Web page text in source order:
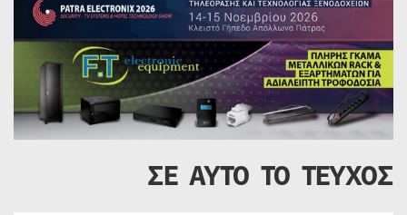
ΣΕ ΑΥΤΟ ΤΟ ΤΕΥΧΟΣ